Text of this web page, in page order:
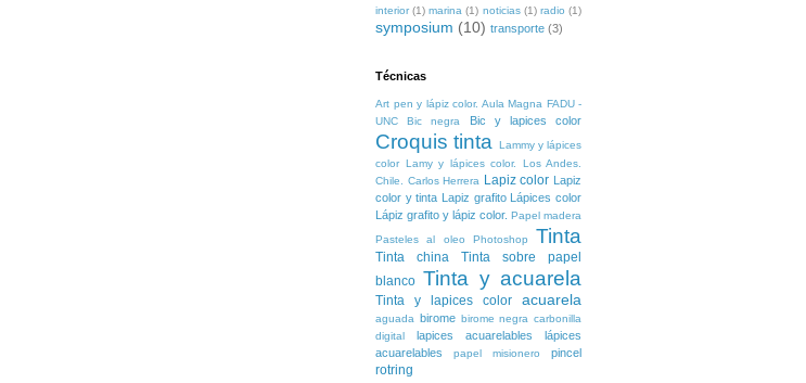
interior (1) marina (1) noticias (1) radio (1)
symposium (10) transporte (3)
Técnicas
Art pen y lápiz color. Aula Magna FADU -
UNC
Bic negra Bic y lapices color
Croquis tinta
Lammy y lápices
color
Lamy y lápices color. Los Andes.
Chile. Carlos Herrera Lapiz color
Lapiz
color y tinta
Lapiz grafito
Lápices color
Lápiz grafito y lápiz color. Papel madera
Pasteles al oleo
Photoshop Tinta
Tinta china
Tinta sobre papel
blanco Tinta y acuarela
Tinta y lapices color acuarela
aguada birome birome negra carbonilla
digital
lapices acuarelables
lápices
acuarelables
papel misionero pincel
rotring